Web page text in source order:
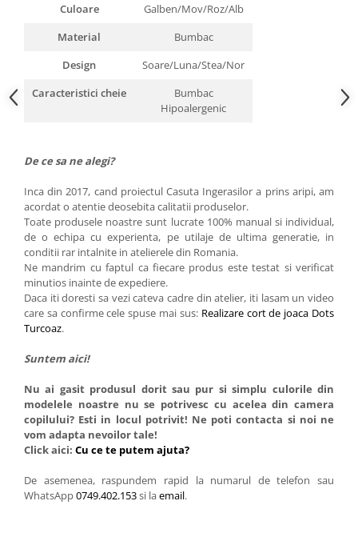
Culoare
Galben/Mov/Roz/Alb
Material
Bumbac
Design
Soare/Luna/Stea/Nor
Caracteristici cheie
Bumbac
Hipoalergenic
De ce sa ne alegi?
Inca din 2017, cand proiectul Casuta Ingerasilor a prins aripi, am
acordat o atentie deosebita calitatii produselor.
Toate produsele noastre sunt lucrate 100% manual si individual,
de o echipa cu experienta, pe utilaje de ultima generatie, in
conditii rar intalnite in atelierele din Romania.
Ne mandrim cu faptul ca fiecare produs este testat si verificat
minutios inainte de expediere.
Daca iti doresti sa vezi cateva cadre din atelier, iti lasam un video
care sa confirme cele spuse mai sus: Realizare cort de joaca Dots
Turcoaz.
Suntem aici!
Nu ai gasit produsul dorit sau pur si simplu culorile din
modelele noastre nu se potrivesc cu acelea din camera
copilului? Esti in locul potrivit! Ne poti contacta si noi ne
vom adapta nevoilor tale!
Click aici: Cu ce te putem ajuta?
De asemenea, raspundem rapid la numarul de telefon sau
WhatsApp0749.402.153si laemail.